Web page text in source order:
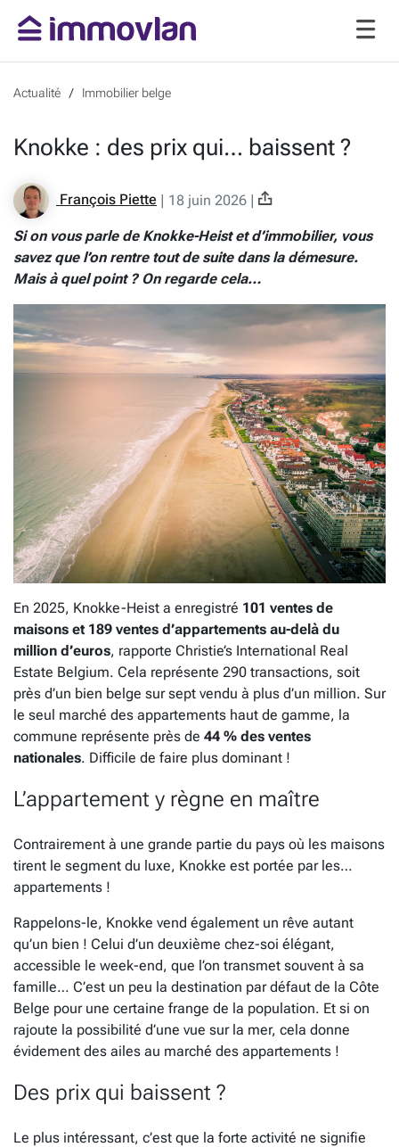
Actualité Immobilier belge
Knokke : des prix qui… baissent ?
François Piette | 18 juin 2026 |
Si on vous parle de Knokke-Heist et d’immobilier, vous
savez que l’on rentre tout de suite dans la démesure.
Mais à quel point ? On regarde cela…
En 2025, Knokke-Heist a enregistré 101 ventes de
maisons et 189 ventes d’appartements au-delà du
million d’euros, rapporte Christie’s International Real
Estate Belgium. Cela représente 290 transactions, soit
près d’un bien belge sur sept vendu à plus d’un million. Sur
le seul marché des appartements haut de gamme, la
commune représente près de 44 % des ventes
nationales. Difficile de faire plus dominant !
L’appartement y règne en maître
Contrairement à une grande partie du pays où les maisons
tirent le segment du luxe, Knokke est portée par les…
appartements !
Rappelons-le, Knokke vend également un rêve autant
qu’un bien ! Celui d’un deuxième chez-soi élégant,
accessible le week-end, que l’on transmet souvent à sa
famille… C’est un peu la destination par défaut de la Côte
Belge pour une certaine frange de la population. Et si on
rajoute la possibilité d’une vue sur la mer, cela donne
évidement des ailes au marché des appartements !
Des prix qui baissent ?
Le plus intéressant, c’est que la forte activité ne signifie